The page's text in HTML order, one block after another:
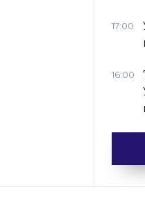
17:00
16:00